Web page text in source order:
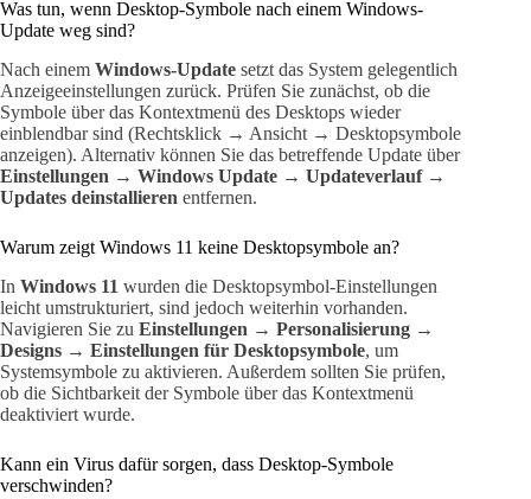
Was tun, wenn Desktop-Symbole nach einem Windows-
Update weg sind?
Nach einem Windows-Update setzt das System gelegentlich
Anzeigeeinstellungen zurück. Prüfen Sie zunächst, ob die
Symbole über das Kontextmenü des Desktops wieder
einblendbar sind (Rechtsklick → Ansicht → Desktopsymbole
anzeigen). Alternativ können Sie das betreffende Update über
Einstellungen → Windows Update → Updateverlauf →
Updates deinstallieren entfernen.
Warum zeigt Windows 11 keine Desktopsymbole an?
In Windows 11 wurden die Desktopsymbol-Einstellungen
leicht umstrukturiert, sind jedoch weiterhin vorhanden.
Navigieren Sie zu Einstellungen → Personalisierung →
Designs → Einstellungen für Desktopsymbole, um
Systemsymbole zu aktivieren. Außerdem sollten Sie prüfen,
ob die Sichtbarkeit der Symbole über das Kontextmenü
deaktiviert wurde.
Kann ein Virus dafür sorgen, dass Desktop-Symbole
verschwinden?